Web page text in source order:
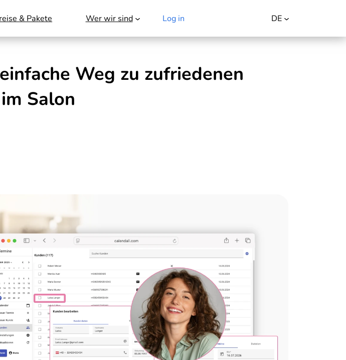
& Pakete Wer wir sind Log in DE
Weg zu zufriedenen
Salon